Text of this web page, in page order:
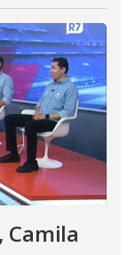
Camila